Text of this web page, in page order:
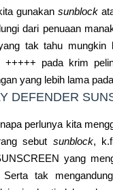
gunakan sunblock
dari penuaan
tak tahu
+++++ pada krim
yang lebih lama
DEFENDER
perlunya kita
sebut sunblock,
yang
tak